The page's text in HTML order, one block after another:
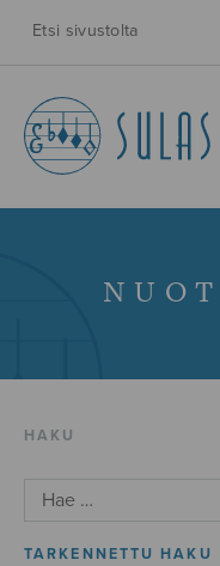
HAKU
TARKENNETTU HAKU